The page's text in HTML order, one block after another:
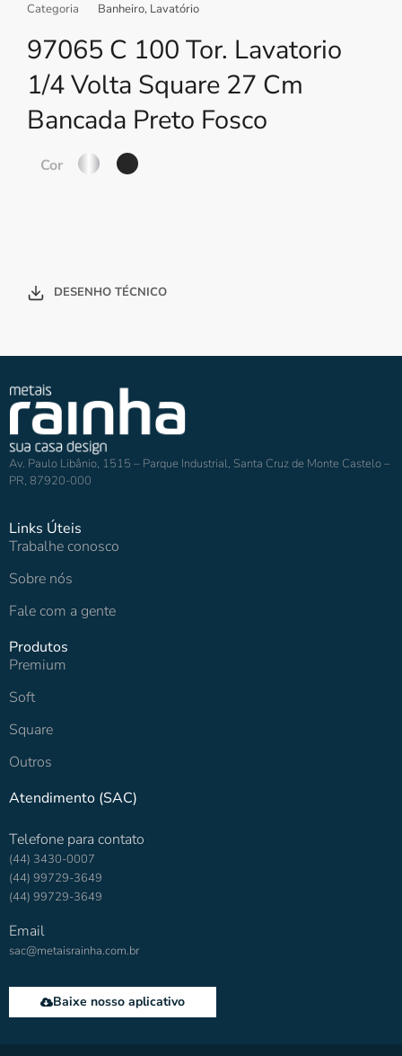
Categoria Banheiro, Lavatório
97065 C 100 Tor. Lavatorio
1/4 Volta Square 27 Cm
Bancada Preto Fosco
Cor
DESENHO TÉCNICO
Av. Paulo Libânio, 1515 – Parque Industrial, Santa Cruz de Monte Castelo –
PR, 87920-000
Links Úteis
Trabalhe conosco
Sobre nós
Fale com a gente
Produtos
Premium
Soft
Square
Outros
Atendimento (SAC)
Telefone para contato
(44) 3430-0007
(44) 99729-3649
(44) 99729-3649
Email
sac@metaisrainha.com.br
Baixe nosso aplicativo